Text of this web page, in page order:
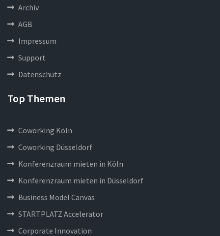
Archiv
AGB
Impressum
Support
Datenschutz
Top Themen
Coworking Köln
Coworking Düsseldorf
Konferenzraum mieten in Köln
Konferenzraum mieten in Düsseldorf
Business Model Canvas
STARTPLATZ Accelerator
Corporate Innovation